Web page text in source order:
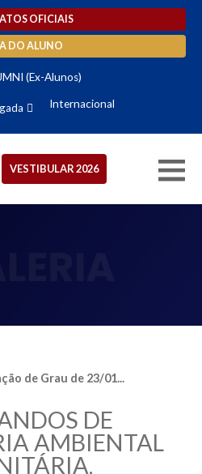
OFICIAIS
DO ALUNO
(Ex-Alunos)
Internacional
VESTIBULAR 2026
de Grau de 23/01...
DE
AMBIENTAL